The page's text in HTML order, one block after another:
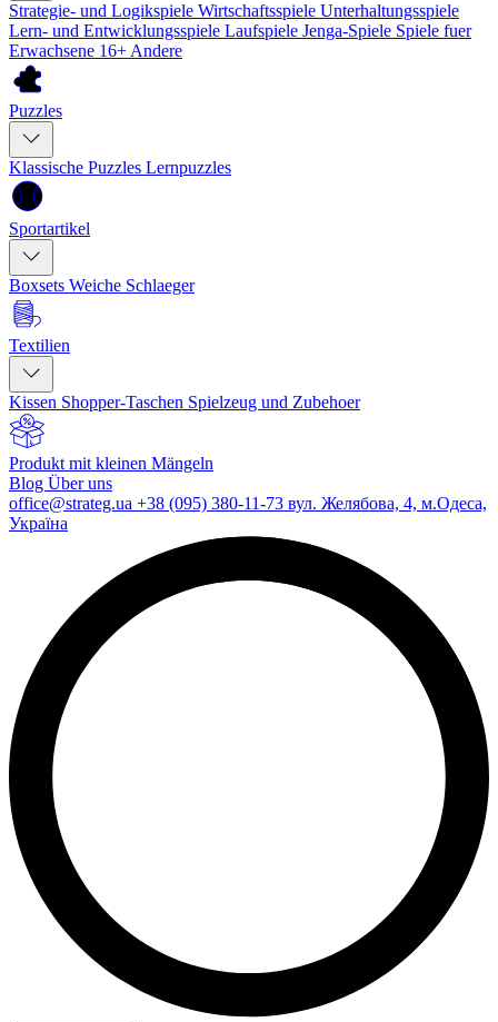
Strategie- und Logikspiele Wirtschaftsspiele Unterhaltungsspiele
Lern- und Entwicklungsspiele Laufspiele Jenga-Spiele Spiele fuer
Erwachsene 16+ Andere
Puzzles
Klassische Puzzles Lernpuzzles
Sportartikel
Boxsets Weiche Schlaeger
Textilien
Kissen Shopper-Taschen Spielzeug und Zubehoer
Produkt mit kleinen Mängeln
Blog Über uns
office@strateg.ua +38 (095) 380-11-73 вул. Желябова, 4, м.Одеса,
Україна